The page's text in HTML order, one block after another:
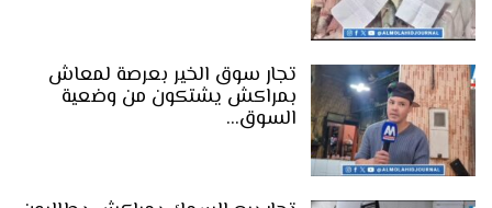
تجار سوق الخير بعرصة لمعاش
بمراكش يشتكون من وضعية
السوق…